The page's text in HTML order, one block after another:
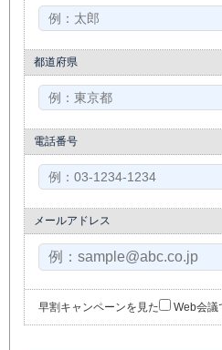
都道府県
電話番号
メールアドレス
早割キャンペーンを見た Web会議